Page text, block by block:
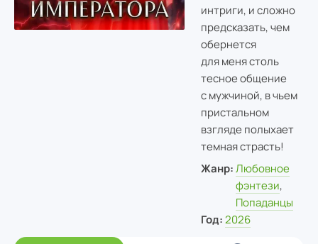
интриги, и сложно
предсказать, чем
обернется
для меня столь
тесное общение
с мужчиной, в чьем
пристальном
взгляде полыхает
темная страсть!
Жанр: Любовное
фэнтези,
Попаданцы
Год: 2026